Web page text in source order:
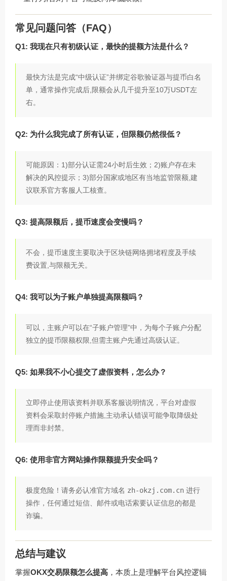
常见问题问答（FAQ）
Q1: 我现在只有初级认证，最快的提额方法是什么？
最快方法是完成“中级认证”并绑定谷歌验证器与提币白名
单，通常操作完成后,限额会从几千提升至10万USDT左
右。
Q2: 为什么我完成了所有认证，但限额仍然很低？
可能原因：1)部分认证需24小时后生效；2)账户存在未
解决的风控提示；3)部分国家或地区有当地监管限额,建
议联系官方客服人工核查。
Q3: 提高限额后，提币速度会变慢吗？
不会，提币速度主要取决于区块链网络拥堵程度及手续
费设置,与限额无关。
Q4: 我可以为子账户单独提高限额吗？
可以，主账户可以在“子账户管理”中，为每个子账户分配
独立的提币限额权限,但需主账户先通过高级认证。
Q5: 如果我不小心提交了虚假资料，怎么办？
立即停止使用该资料并联系客服说明情况，平台对虚假
资料会采取封停账户措施,主动承认错误可能争取降级处
理而非封禁。
Q6: 使用非官方网站操作限额提升安全吗？
极度危险！请务必认准官方域名 zh-okzj.com.cn 进行
操作，任何通过短信、邮件或电话索要认证信息的都是
诈骗。
总结与建议
掌握OKX交易限额怎么提高 ，本质上是理解平台风控逻辑